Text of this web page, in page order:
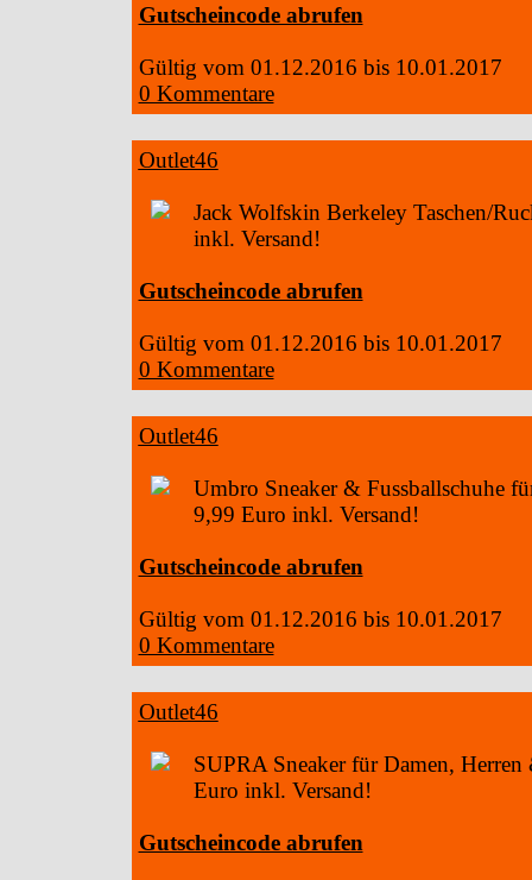
Gutscheincode abrufen
Gültig vom 01.12.2016 bis 10.01.2017
0 Kommentare
Outlet46
Jack Wolfskin Berkeley Taschen/
inkl. Versand!
Gutscheincode abrufen
Gültig vom 01.12.2016 bis 10.01.2017
0 Kommentare
Outlet46
Umbro Sneaker & Fussballschuhe
9,99 Euro inkl. Versand!
Gutscheincode abrufen
Gültig vom 01.12.2016 bis 10.01.2017
0 Kommentare
Outlet46
SUPRA Sneaker für Damen,
Euro inkl. Versand!
Gutscheincode abrufen